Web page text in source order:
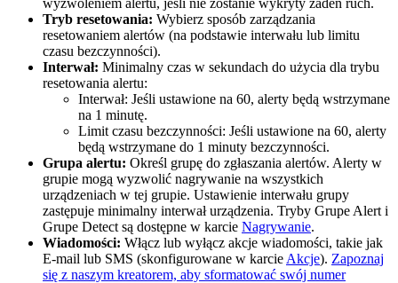
wyzwoleniem alertu, jeśli nie zostanie wykryty żaden ruch.
Tryb resetowania: Wybierz sposób zarządzania
resetowaniem alertów (na podstawie interwału lub limitu
czasu bezczynności).
Interwał: Minimalny czas w sekundach do użycia dla trybu
resetowania alertu:
Interwał: Jeśli ustawione na 60, alerty będą wstrzymane
na 1 minutę.
Limit czasu bezczynności: Jeśli ustawione na 60, alerty
będą wstrzymane do 1 minuty bezczynności.
Grupa alertu: Określ grupę do zgłaszania alertów. Alerty w
grupie mogą wyzwolić nagrywanie na wszystkich
urządzeniach w tej grupie. Ustawienie interwału grupy
zastępuje minimalny interwał urządzenia. Tryby Grupe Alert i
Grupe Detect są dostępne w karcie Nagrywanie.
Wiadomości: Włącz lub wyłącz akcje wiadomości, takie jak
E-mail lub SMS (skonfigurowane w karcie Akcje). Zapoznaj
się z naszym kreatorem, aby sformatować swój numer